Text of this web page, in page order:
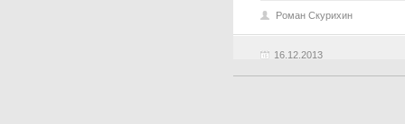
16.12.2013
Роман Скурихин